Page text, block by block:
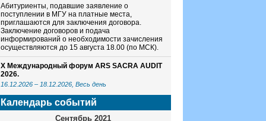
Абитуриенты, подавшие заявление о
поступлении в МГУ на платные места,
приглашаются для заключения договора.
Заключение договоров и подача
информирований о необходимости зачисления
осуществляются до 15 августа 18.00 (по МСК).
X Международный форум ARS SACRA AUDIT
2026.
16.12.2026 – 18.12.2026 , Весь день
Календарь событий
Сентябрь 2021